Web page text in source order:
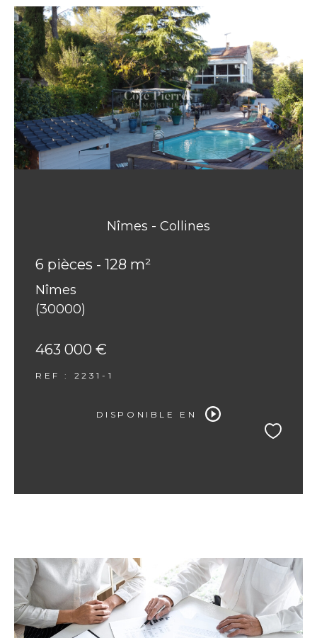
Nîmes - Collines
6 pièces - 128 m²
Nîmes
(30000)
463 000 €
REF : 2231-1
DISPONIBLE EN